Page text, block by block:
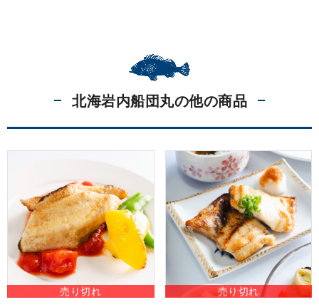
北海岩内船団丸の他の商品
売り切れ
売り切れ